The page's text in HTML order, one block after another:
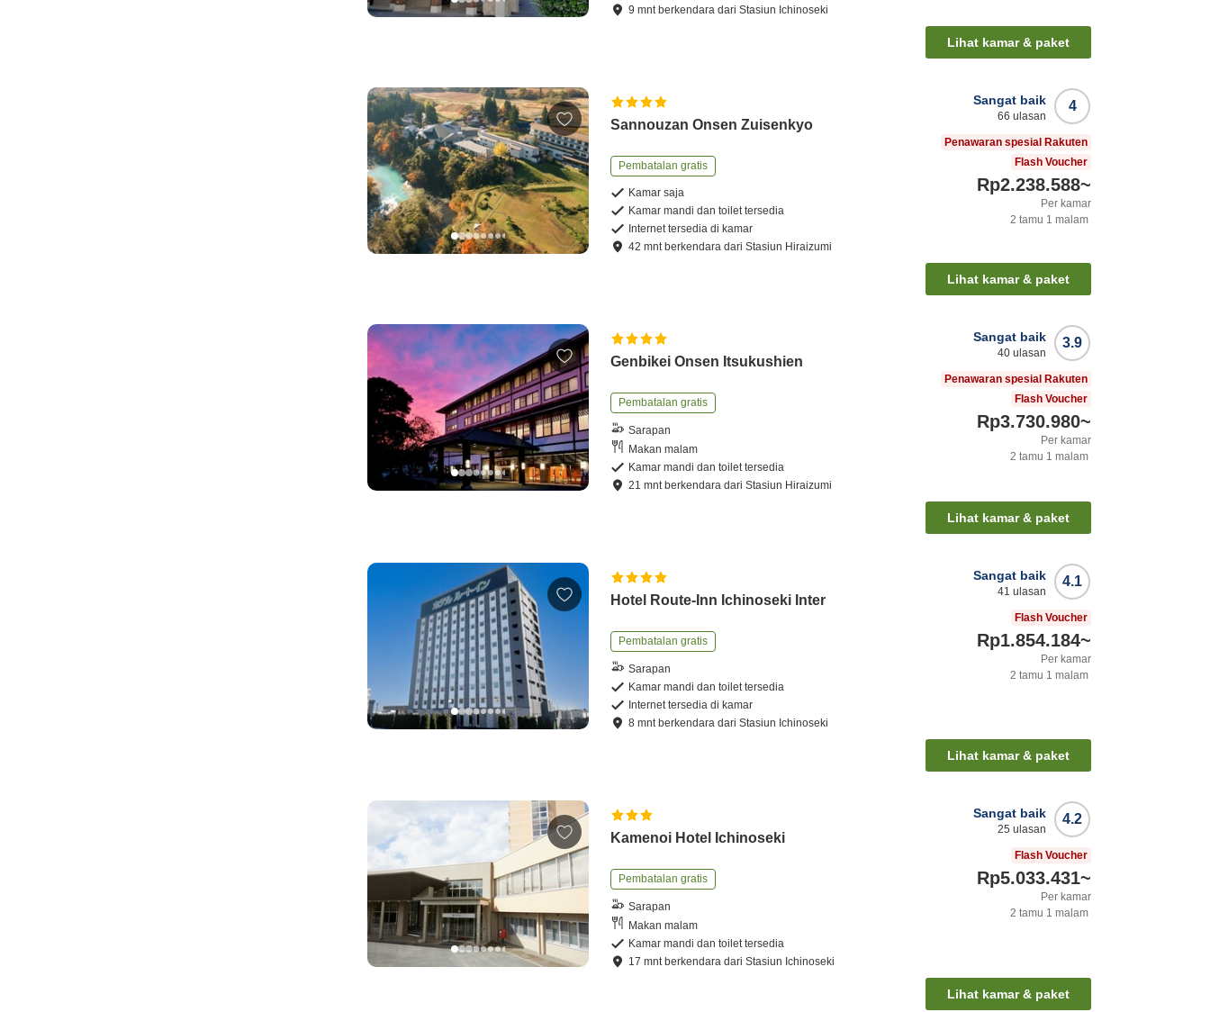
9 mnt berkendara dariStasiun Ichinoseki
Lihat kamar & paket
Sannouzan Onsen Zuisenkyo
Pembatalan gratis
Kamar saja
Kamar mandi dan toilet tersedia
Internet tersedia di kamar
42 mnt berkendara dariStasiun Hiraizumi
4
Sangat baik
66 ulasan
Penawaran spesial Rakuten
Flash Voucher
Rp2.238.588~
Per kamar
2 tamu 1 malam
Lihat kamar & paket
Genbikei Onsen Itsukushien
Pembatalan gratis
Sarapan
Makan malam
Kamar mandi dan toilet tersedia
21 mnt berkendara dariStasiun Hiraizumi
3.9
Sangat baik
40 ulasan
Penawaran spesial Rakuten
Flash Voucher
Rp3.730.980~
Per kamar
2 tamu 1 malam
Lihat kamar & paket
Hotel Route-Inn Ichinoseki Inter
Pembatalan gratis
Sarapan
Kamar mandi dan toilet tersedia
Internet tersedia di kamar
8 mnt berkendara dariStasiun Ichinoseki
4.1
Sangat baik
41 ulasan
Flash Voucher
Rp1.854.184~
Per kamar
2 tamu 1 malam
Lihat kamar & paket
Kamenoi Hotel Ichinoseki
Pembatalan gratis
Sarapan
Makan malam
Kamar mandi dan toilet tersedia
17 mnt berkendara dariStasiun Ichinoseki
4.2
Sangat baik
25 ulasan
Flash Voucher
Rp5.033.431~
Per kamar
2 tamu 1 malam
Lihat kamar & paket